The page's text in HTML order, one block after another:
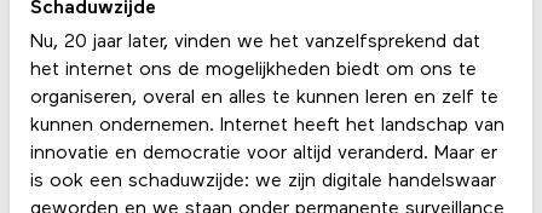
Schaduwzijde
Nu, 20 jaar later, vinden we het vanzelfsprekend dat
het internet ons de mogelijkheden biedt om ons te
organiseren, overal en alles te kunnen leren en zelf te
kunnen ondernemen. Internet heeft het landschap van
innovatie en democratie voor altijd veranderd. Maar er
is ook een schaduwzijde: we zijn digitale handelswaar
geworden en we staan onder permanente surveillance